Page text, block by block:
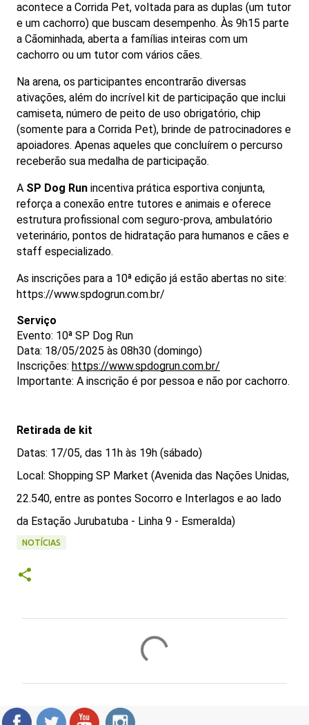
acontece a Corrida Pet, voltada para as duplas (um tutor
e um cachorro) que buscam desempenho. Às 9h15 parte
a Cãominhada, aberta a famílias inteiras com um
cachorro ou um tutor com vários cães.
Na arena, os participantes encontrarão diversas
ativações, além do incrível kit de participação que inclui
camiseta, número de peito de uso obrigatório, chip
(somente para a Corrida Pet), brinde de patrocinadores e
apoiadores. Apenas aqueles que concluírem o percurso
receberão sua medalha de participação.
A SP Dog Run incentiva prática esportiva conjunta,
reforça a conexão entre tutores e animais e oferece
estrutura profissional com seguro‑prova, ambulatório
veterinário, pontos de hidratação para humanos e cães e
staff especializado.
As inscrições para a 10ª edição já estão abertas no site:
https://www.spdogrun.com.br/
Serviço
Evento: 10ª SP Dog Run
Data: 18/05/2025 às 08h30 (domingo)
Inscrições: https://www.spdogrun.com.br/
Importante: A inscrição é por pessoa e não por cachorro.
Retirada de kit
Datas: 17/05, das 11h às 19h (sábado)
Local: Shopping SP Market (Avenida das Nações Unidas,
22.540, entre as pontes Socorro e Interlagos e ao lado
da Estação Jurubatuba - Linha 9 - Esmeralda)
NOTÍCIAS
n